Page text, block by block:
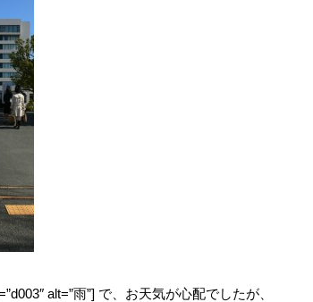
alt=”雨”] で、お天気が心配でしたが、